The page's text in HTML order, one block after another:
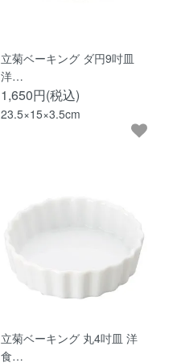
立菊ベーキング ダ円9吋皿
洋…
1,650円(税込)
23.5×15×3.5cm
立菊ベーキング 丸4吋皿 洋
食…